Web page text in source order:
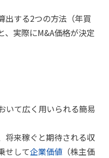
出する2つの方法（年買
、実際にM&A価格が決定
いて広く用いられる簡易
将来稼ぐと期待される収
せして企業価値 （株主価